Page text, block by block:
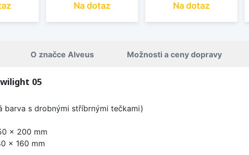
Na dotaz Na dotaz
O značce Alveus Možnosti a ceny dopravy
05
barva s drobnými stříbrnými tečkami)
x 200 mm
x 160 mm